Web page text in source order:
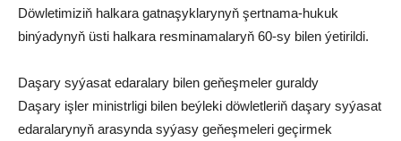
Döwletimiziň halkara gatnaşyklarynyň şertnama-hukuk
binýadynyň üsti halkara resminamalaryň 60-sy bilen ýetirildi.
Daşary syýasat edaralary bilen geňeşmeler guraldy
Daşary işler ministrligi bilen beýleki döwletleriň daşary syýasat
edaralarynyň arasynda syýasy geňeşmeleri geçirmek